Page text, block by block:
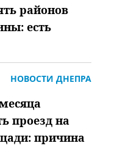
районов
есть
НОВОСТИ ДНЕПРА
проезд на
причина